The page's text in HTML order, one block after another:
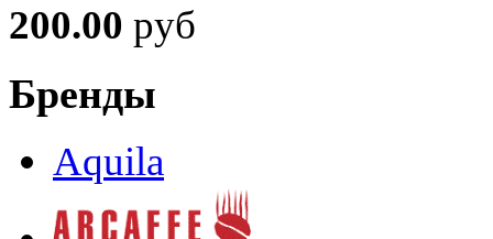
200.00 руб
Бренды
Aquila